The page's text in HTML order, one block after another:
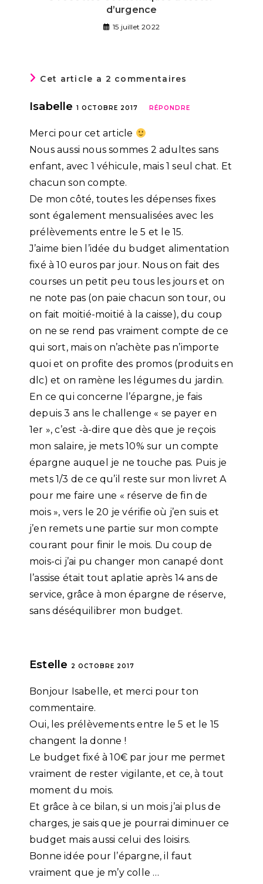
d’urgence
15 juillet 2022
Cet article a 2 commentaires
Isabelle 1 OCTOBRE 2017 RÉPONDRE
Merci pour cet article
Nous aussi nous sommes 2 adultes sans
enfant, avec 1 véhicule, mais 1 seul chat. Et
chacun son compte.
De mon côté, toutes les dépenses fixes
sont également mensualisées avec les
prélèvements entre le 5 et le 15.
J’aime bien l’idée du budget alimentation
fixé à 10 euros par jour. Nous on fait des
courses un petit peu tous les jours et on
ne note pas (on paie chacun son tour, ou
on fait moitié-moitié à la caisse), du coup
on ne se rend pas vraiment compte de ce
qui sort, mais on n’achète pas n’importe
quoi et on profite des promos (produits en
dlc) et on ramène les légumes du jardin.
En ce qui concerne l’épargne, je fais
depuis 3 ans le challenge « se payer en
1er », c’est -à-dire que dès que je reçois
mon salaire, je mets 10% sur un compte
épargne auquel je ne touche pas. Puis je
mets 1/3 de ce qu’il reste sur mon livret A
pour me faire une « réserve de fin de
mois », vers le 20 je vérifie où j’en suis et
j’en remets une partie sur mon compte
courant pour finir le mois. Du coup de
mois-ci j’ai pu changer mon canapé dont
l’assise était tout aplatie après 14 ans de
service, grâce à mon épargne de réserve,
sans déséquilibrer mon budget.
Estelle 2 OCTOBRE 2017
Bonjour Isabelle, et merci pour ton
commentaire.
Oui, les prélèvements entre le 5 et le 15
changent la donne !
Le budget fixé à 10€ par jour me permet
vraiment de rester vigilante, et ce, à tout
moment du mois.
Et grâce à ce bilan, si un mois j’ai plus de
charges, je sais que je pourrai diminuer ce
budget mais aussi celui des loisirs.
Bonne idée pour l’épargne, il faut
vraiment que je m’y colle …